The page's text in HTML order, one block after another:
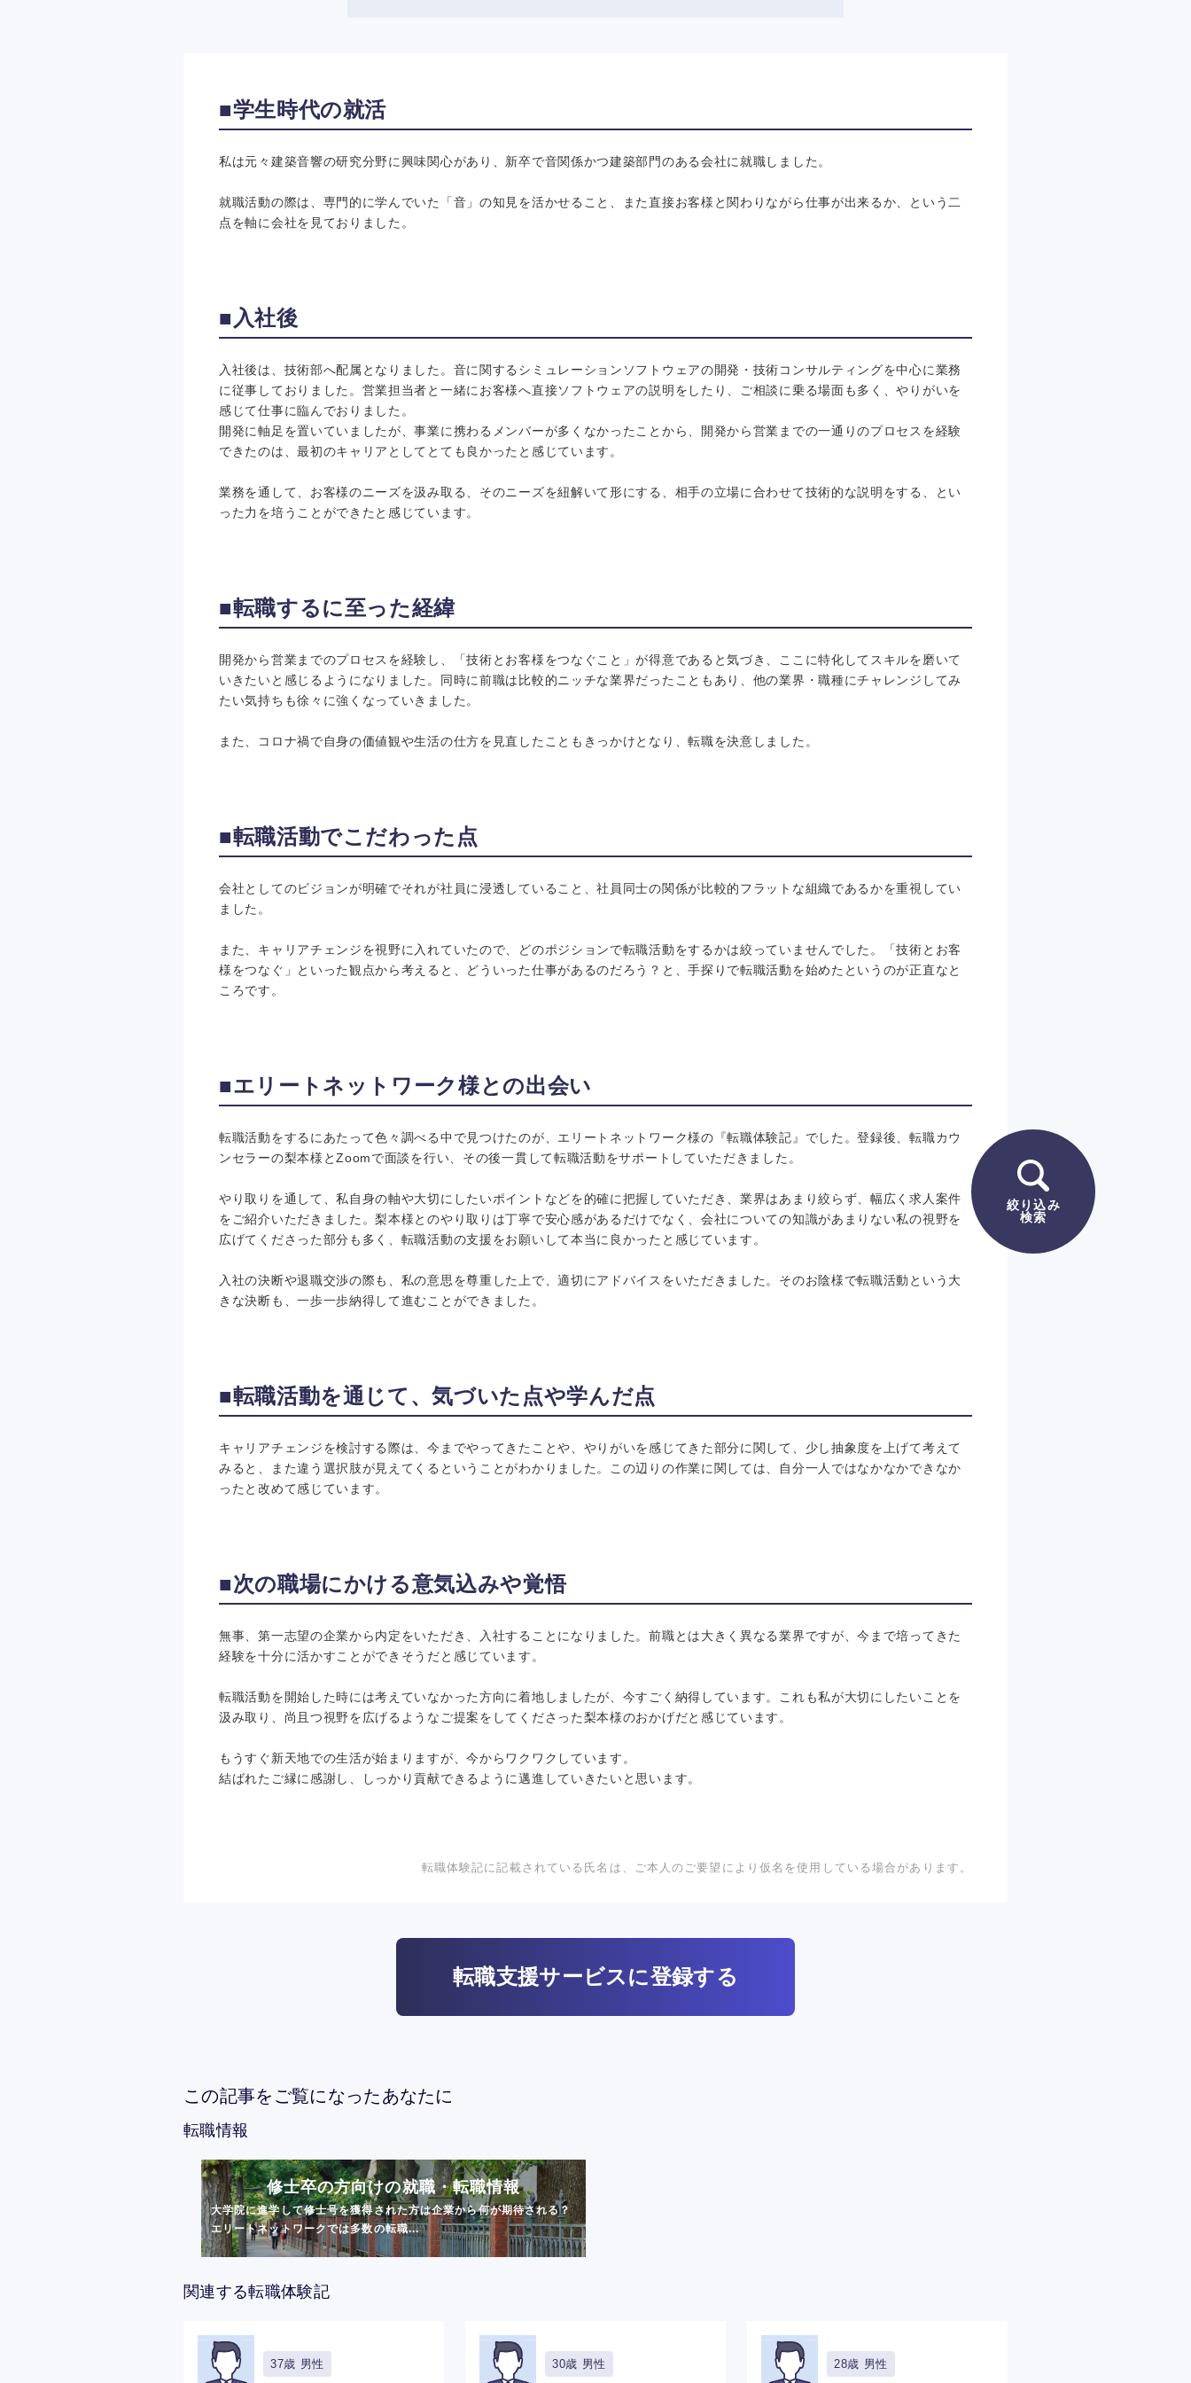
絞り込み
検索
■学生時代の就活
私は元々建築音響の研究分野に興味関心があり、新卒で音関係かつ建築部門のある会社に就職しました。
就職活動の際は、専門的に学んでいた「音」の知見を活かせること、また直接お客様と関わりながら仕事が出来るか、という二
点を軸に会社を見ておりました。
■入社後
入社後は、技術部へ配属となりました。音に関するシミュレーションソフトウェアの開発・技術コンサルティングを中心に業務
に従事しておりました。営業担当者と一緒にお客様へ直接ソフトウェアの説明をしたり、ご相談に乗る場面も多く、やりがいを
感じて仕事に臨んでおりました。
開発に軸足を置いていましたが、事業に携わるメンバーが多くなかったことから、開発から営業までの一通りのプロセスを経験
できたのは、最初のキャリアとしてとても良かったと感じています。
業務を通して、お客様のニーズを汲み取る、そのニーズを紐解いて形にする、相手の立場に合わせて技術的な説明をする、とい
った力を培うことができたと感じています。
■転職するに至った経緯
開発から営業までのプロセスを経験し、「技術とお客様をつなぐこと」が得意であると気づき、ここに特化してスキルを磨いて
いきたいと感じるようになりました。同時に前職は比較的ニッチな業界だったこともあり、他の業界・職種にチャレンジしてみ
たい気持ちも徐々に強くなっていきました。
また、コロナ禍で自身の価値観や生活の仕方を見直したこともきっかけとなり、転職を決意しました。
■転職活動でこだわった点
会社としてのビジョンが明確でそれが社員に浸透していること、社員同士の関係が比較的フラットな組織であるかを重視してい
ました。
また、キャリアチェンジを視野に入れていたので、どのポジションで転職活動をするかは絞っていませんでした。「技術とお客
様をつなぐ」といった観点から考えると、どういった仕事があるのだろう？と、手探りで転職活動を始めたというのが正直なと
ころです。
■エリートネットワーク様との出会い
転職活動をするにあたって色々調べる中で見つけたのが、エリートネットワーク様の『転職体験記』でした。登録後、転職カウ
ンセラーの梨本様とZoomで面談を行い、その後一貫して転職活動をサポートしていただきました。
やり取りを通して、私自身の軸や大切にしたいポイントなどを的確に把握していただき、業界はあまり絞らず、幅広く求人案件
をご紹介いただきました。梨本様とのやり取りは丁寧で安心感があるだけでなく、会社についての知識があまりない私の視野を
広げてくださった部分も多く、転職活動の支援をお願いして本当に良かったと感じています。
入社の決断や退職交渉の際も、私の意思を尊重した上で、適切にアドバイスをいただきました。そのお陰様で転職活動という大
きな決断も、一歩一歩納得して進むことができました。
■転職活動を通じて、気づいた点や学んだ点
キャリアチェンジを検討する際は、今までやってきたことや、やりがいを感じてきた部分に関して、少し抽象度を上げて考えて
みると、また違う選択肢が見えてくるということがわかりました。この辺りの作業に関しては、自分一人ではなかなかできなか
ったと改めて感じています。
■次の職場にかける意気込みや覚悟
無事、第一志望の企業から内定をいただき、入社することになりました。前職とは大きく異なる業界ですが、今まで培ってきた
経験を十分に活かすことができそうだと感じています。
転職活動を開始した時には考えていなかった方向に着地しましたが、今すごく納得しています。これも私が大切にしたいことを
汲み取り、尚且つ視野を広げるようなご提案をしてくださった梨本様のおかげだと感じています。
もうすぐ新天地での生活が始まりますが、今からワクワクしています。
結ばれたご縁に感謝し、しっかり貢献できるように邁進していきたいと思います。
転職体験記に記載されている氏名は、ご本人のご要望により仮名を使用している場合があります。
転職支援サービスに登録する
この記事をご覧になったあなたに
転職情報
修士卒の方向けの就職・転職情報
大学院に進学して修士号を獲得された方は企業から何が期待される？
エリートネットワークでは多数の転職...
関連する転職体験記
37歳 男性 30歳 男性 28歳 男性